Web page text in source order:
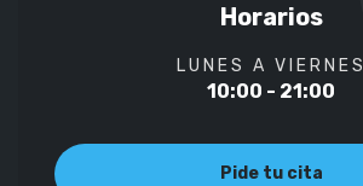
Horarios
LUNES A VIERNES
10:00 - 21:00
Pide tu cita